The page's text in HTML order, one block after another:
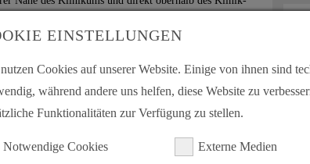
ebenso Interessierte vor und nach
EINSTELLUNGEN
Cookies auf unserer Website. Einige von ihnen sind
während andere uns helfen, diese Website zu
Funktionalitäten zur Verfügung zu stellen.
Notwendige Cookies Externe Medien